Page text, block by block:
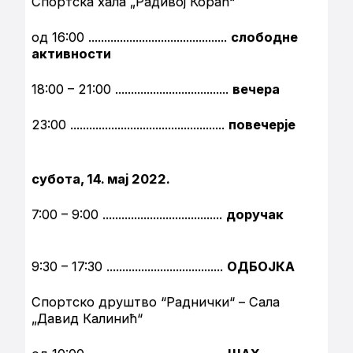
од 16:00 ............................................ слободне
активности
18:00 – 21:00 .................................... вечера
23:00 ................................................. повечерје
субота, 14. мај 2022.
7:00 – 9:00 ...................................... доручак
9:30 – 17:30 ..................................... ОДБОЈКА
Спортско друштво “Раднички“ – Сала
„Давид Калинић“